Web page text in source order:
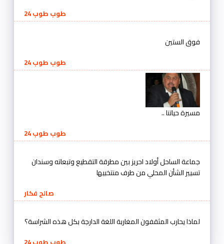
طوب طوب 24
فوق الستين
طوب طوب 24
مسيرة حياتنا ..
طوب طوب 24
جماعة الساحل أولاد احريز بين مطرقة التقطيع وتبعاته وسندان
تسيير الشأن المحلي من طرف منتخبيها
صالح فكار
لماذا يحارب المثقفون المغاربة اللغة الدارجة بكل هذه الشراسة؟